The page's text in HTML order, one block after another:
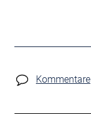
Kommentare